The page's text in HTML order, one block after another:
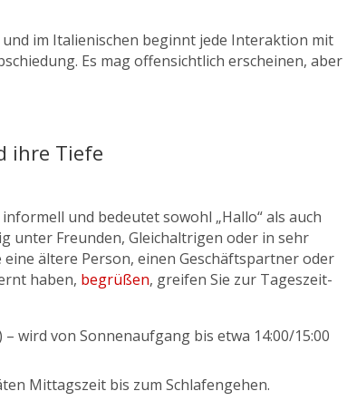
im Italienischen beginnt jede Interaktion mit
Es mag offensichtlich erscheinen, aber
ihre Tiefe
informell und bedeutet sowohl „Hallo“ als auch
unter Freunden, Gleichaltrigen oder in sehr
ältere Person, einen Geschäftspartner oder
haben, begrüßen, greifen Sie zur Tageszeit-
wird von Sonnenaufgang bis etwa 14:00/15:00
Mittagszeit bis zum Schlafengehen.